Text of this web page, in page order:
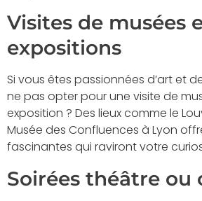
Visites de musées
expositions
Si vous êtes passionnées d’art et
ne pas opter pour une visite de
exposition ? Des lieux comme le
Musée des Confluences à Lyon
fascinantes qui raviront votre
Soirées théâtre ou